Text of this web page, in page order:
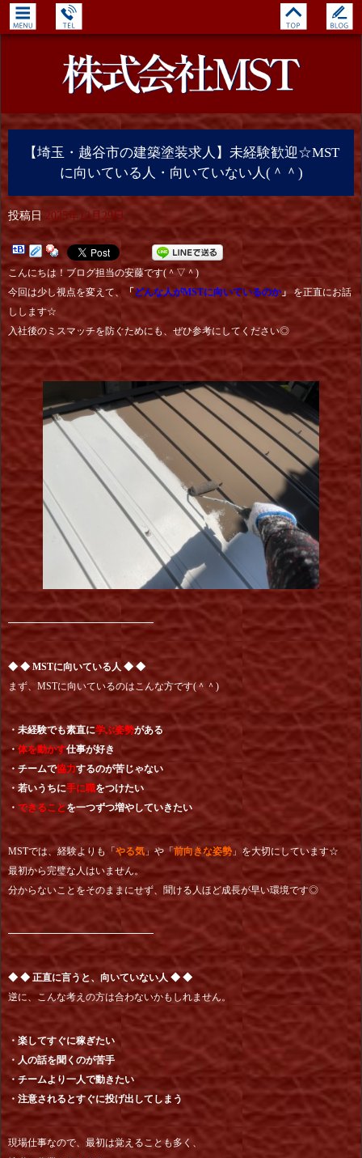
【埼玉・越谷市の建築塗装求人】未経験歓迎☆MST
に向いている人・向いていない人(＾＾)
投稿日 2025年12月29日
こんにちは！ブログ担当の安藤です(＾▽＾)
今回は少し視点を変えて、
「 どんな人がMSTに向いているのか」を正直にお話
しします☆
入社後のミスマッチを防ぐためにも、ぜひ参考にしてください◎
━━━━━━━━━━━━━━━
◆ ◆ MSTに向いている人 ◆ ◆
まず、MSTに向いているのはこんな方です(＾＾)
・未経験でも素直に学ぶ姿勢がある
・体を動かす仕事が好き
・チームで協力するのが苦じゃない
・若いうちに手に職をつけたい
・ できることを一つずつ増やしていきたい
MSTでは、経験よりも「やる気」や「前向きな姿勢 」を大切にしています☆
最初から完璧な人はいません。
分からないことをそのままにせず、聞ける人ほど成長が早い環境です◎
━━━━━━━━━━━━━━━
◆ ◆ 正直に言うと、向いていない人 ◆ ◆
逆に、こんな考えの方は合わないかもしれません。
・楽してすぐに稼ぎたい
・人の話を聞くのが苦手
・チームより一人で動きたい
・注意されるとすぐに投げ出してしまう
現場仕事なので、最初は覚えることも多く、